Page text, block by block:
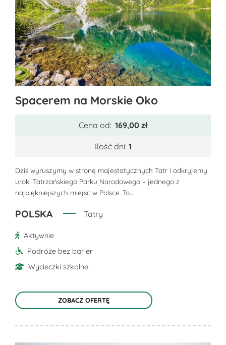
produkt
można
wybrać
na
stronie
Spacerem na Morskie Oko
Cena od: 169,00 zł
Ilość dni: 1
Dziś wyruszymy w stronę majestatycznych Tatr i odkryjemy
uroki Tatrzańskiego Parku Narodowego – jednego z
najpiękniejszych miejsc w Polsce. To...
POLSKA Tatry
Aktywnie
Podróże bez barier
Wycieczki szkolne
ZOBACZ OFERTĘ